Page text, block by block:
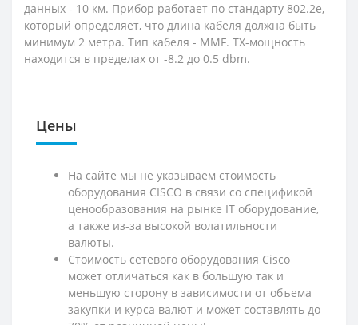
данных - 10 км. Прибор работает по стандарту 802.2е,
который определяет, что длина кабеля должна быть
минимум 2 метра. Тип кабеля - MMF. TX-мощность
находится в пределах от -8.2 до 0.5 dbm.
Цены
На сайте мы не указываем стоимость
оборудования CISCO в связи со спецификой
ценообразования на рынке IT оборудование,
а также из-за высокой волатильности
валюты.
Стоимость сетевого оборудования Cisco
может отличаться как в большую так и
меньшую сторону в зависимости от объема
закупки и курса валют и может составлять до